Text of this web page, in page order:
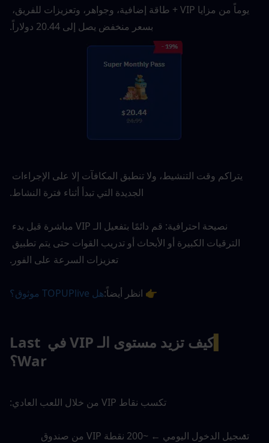
بسعر منخفض يصل إلى 20.44 دولاراً.
الجديدة التي تبدأ أثناء فترة النشاط.
تعزيزات السرعة على الفور.
👉 انظر أيضاً:هل TOPUPlive موثوق؟
كيف تزيد مستوى الـ VIP في Last
War؟
تكسب نقاط VIP من خلال اللعب العادي: